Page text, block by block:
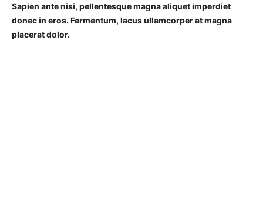
Sapien ante nisi, pellentesque magna aliquet imperdiet
donec in eros. Fermentum, lacus ullamcorper at magna
placerat dolor.